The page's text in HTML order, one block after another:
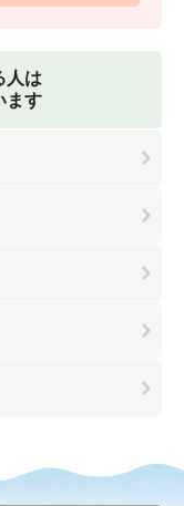
人は
ます